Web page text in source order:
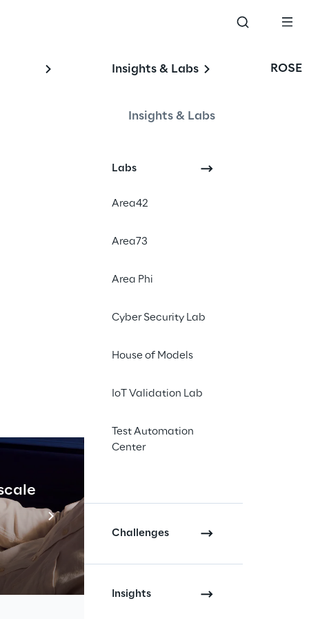
Insights & Labs
Insights & Labs
Labs
Area42
Area73
Area Phi
Cyber Security Lab
House of Models
IoT Validation Lab
Test Automation
Center
Challenges
Insights
ROSE
del pubblico,
eMarket
MF, relative
2021, e più in